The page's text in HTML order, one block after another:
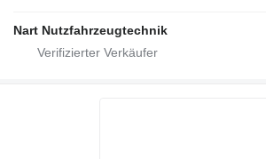
Nart Nutzfahrzeugtechnik